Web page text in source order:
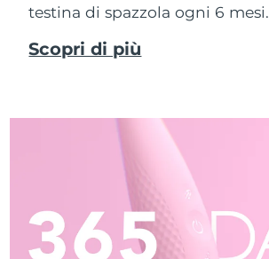
testina di spazzola ogni 6 mesi.
Scopri di più